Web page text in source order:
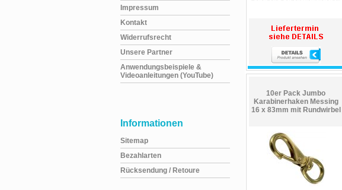
Impressum
Kontakt
Widerrufsrecht
Unsere Partner
Anwendungsbeispiele &
Videoanleitungen (YouTube)
Informationen
Sitemap
Bezahlarten
Rücksendung / Retoure
10er Pack Jumbo
Karabinerhaken Messing
16 x 83mm mit Rundwirbel